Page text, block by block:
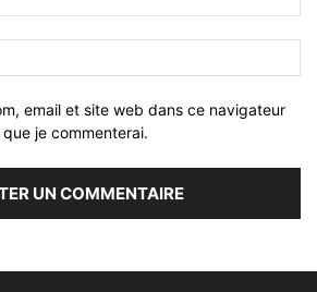
email et site web dans ce navigateur
je commenterai.